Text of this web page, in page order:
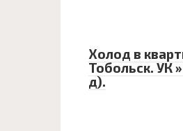
Холод в
Тобольск. УК
д).